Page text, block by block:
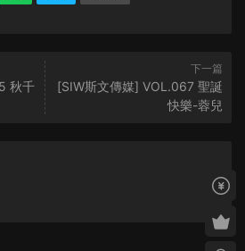
秋千
下一篇
[SIW斯文傳媒] VOL.067 聖誕
快樂-蓉兒